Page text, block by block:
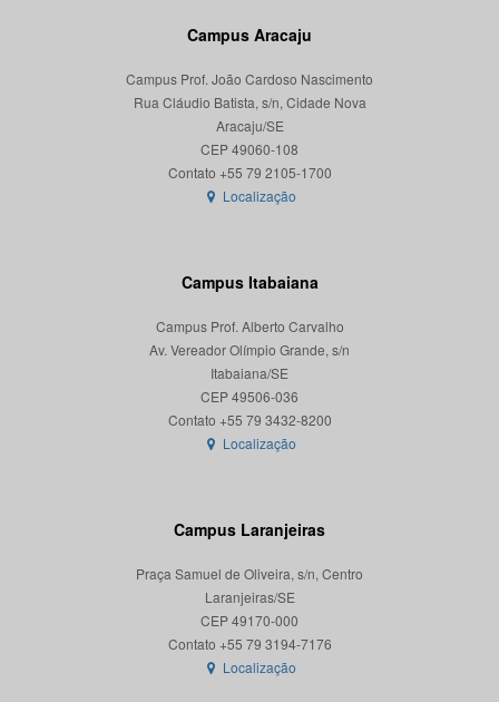
Campus Aracaju
Campus Prof. João Cardoso Nascimento
Rua Cláudio Batista, s/n, Cidade Nova
Aracaju/SE
CEP 49060-108
Localização
Campus Itabaiana
Campus Prof. Alberto Carvalho
Av. Vereador Olímpio Grande, s/n
Itabaiana/SE
CEP 49506-036
Localização
Campus Laranjeiras
Praça Samuel de Oliveira, s/n, Centro
Laranjeiras/SE
CEP 49170-000
Localização